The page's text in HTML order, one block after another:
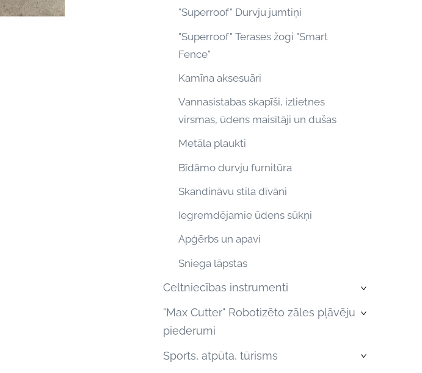
"Superroof" Durvju jumtiņi
"Superroof" Terases žogi "Smart
Fence"
Kamīna aksesuāri
Vannasistabas skapīši, izlietnes
virsmas, ūdens maisītāji un dušas
Metāla plaukti
Bīdāmo durvju furnitūra
Skandināvu stila dīvāni
Iegremdējamie ūdens sūkņi
Apģērbs un apavi
Sniega lāpstas
Celtniecības instrumenti ›
"Max Cutter" Robotizēto zāles pļāvēju
piederumi
›
Sports, atpūta, tūrisms ›